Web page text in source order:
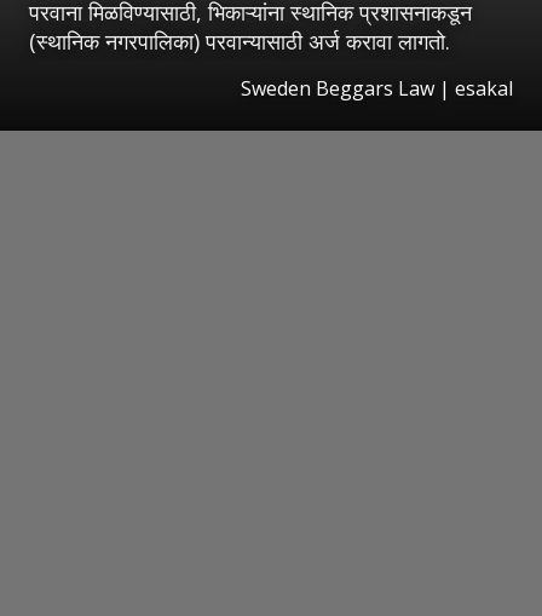
परवाना मिळविण्यासाठी, भिकाऱ्यांना स्थानिक प्रशासनाकडून
(स्थानिक नगरपालिका) परवान्यासाठी अर्ज करावा लागतो.
Sweden Beggars Law | esakal